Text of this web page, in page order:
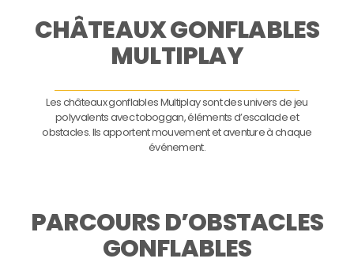
CHÂTEAUX GONFLABLES
MULTIPLAY
Les châteaux gonflables Multiplay sont des univers de jeu
polyvalents avec toboggan, éléments d’escalade et
obstacles. Ils apportent mouvement et aventure à chaque
événement.
PARCOURS D’OBSTACLES
GONFLABLES